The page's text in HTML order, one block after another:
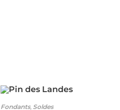
Fondants, Soldes